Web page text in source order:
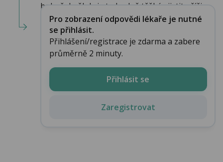
bohužel někdy je to hodně těžké zjistit příči...
Pro zobrazení odpovědi lékaře je nutné
se přihlásit.
Přihlášení/registrace je zdarma a zabere
průměrně 2 minuty.
Přihlásit se
Zaregistrovat